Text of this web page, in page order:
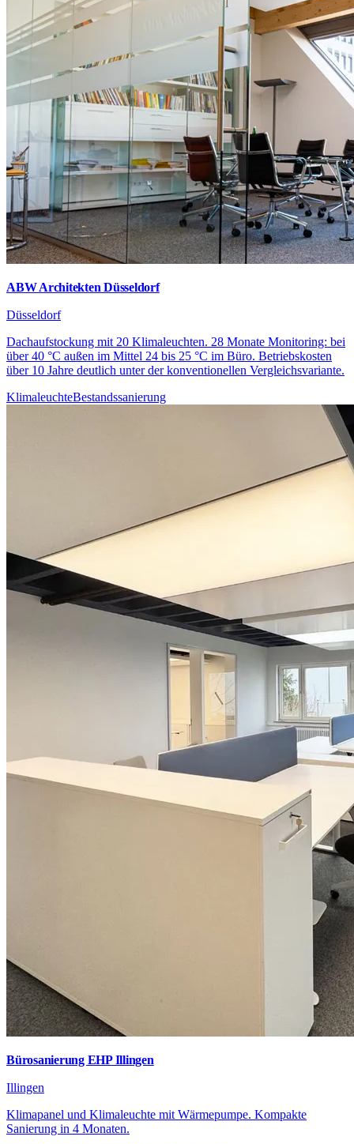
ABW Architekten Düsseldorf
Düsseldorf
Dachaufstockung mit 20 Klimaleuchten. 28 Monate Monitoring: bei
über 40 °C außen im Mittel 24 bis 25 °C im Büro. Betriebskosten
über 10 Jahre deutlich unter der konventionellen Vergleichsvariante.
KlimaleuchteBestandssanierung
Bürosanierung EHP Illingen
Illingen
Klimapanel und Klimaleuchte mit Wärmepumpe. Kompakte
Sanierung in 4 Monaten.